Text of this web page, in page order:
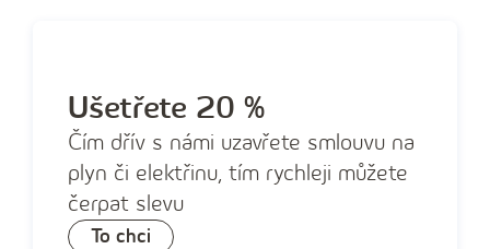
Ušetřete 20 %
Čím dřív s námi uzavřete smlouvu na
plyn či elektřinu, tím rychleji můžete
čerpat slevu
To chci